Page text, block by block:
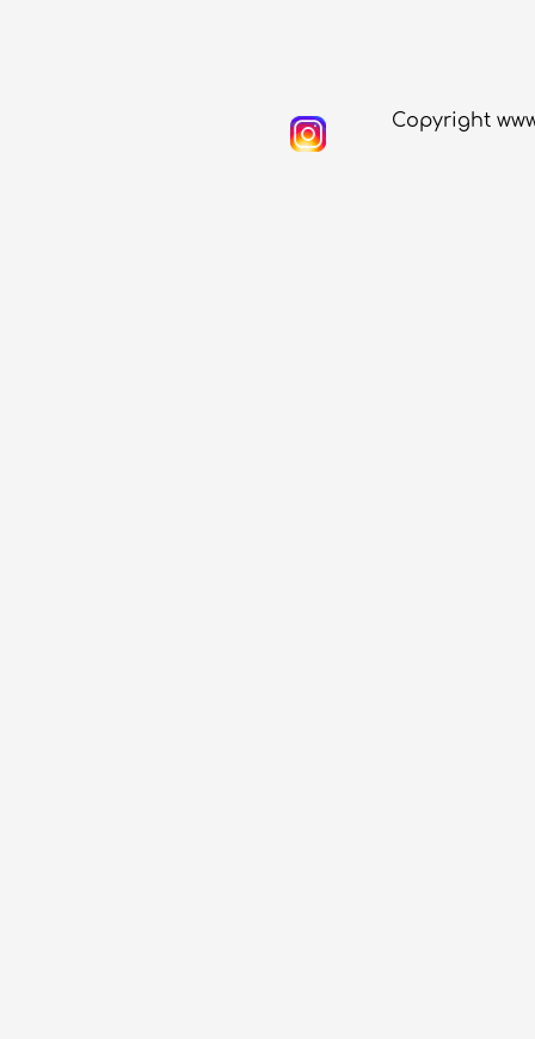
Copyright